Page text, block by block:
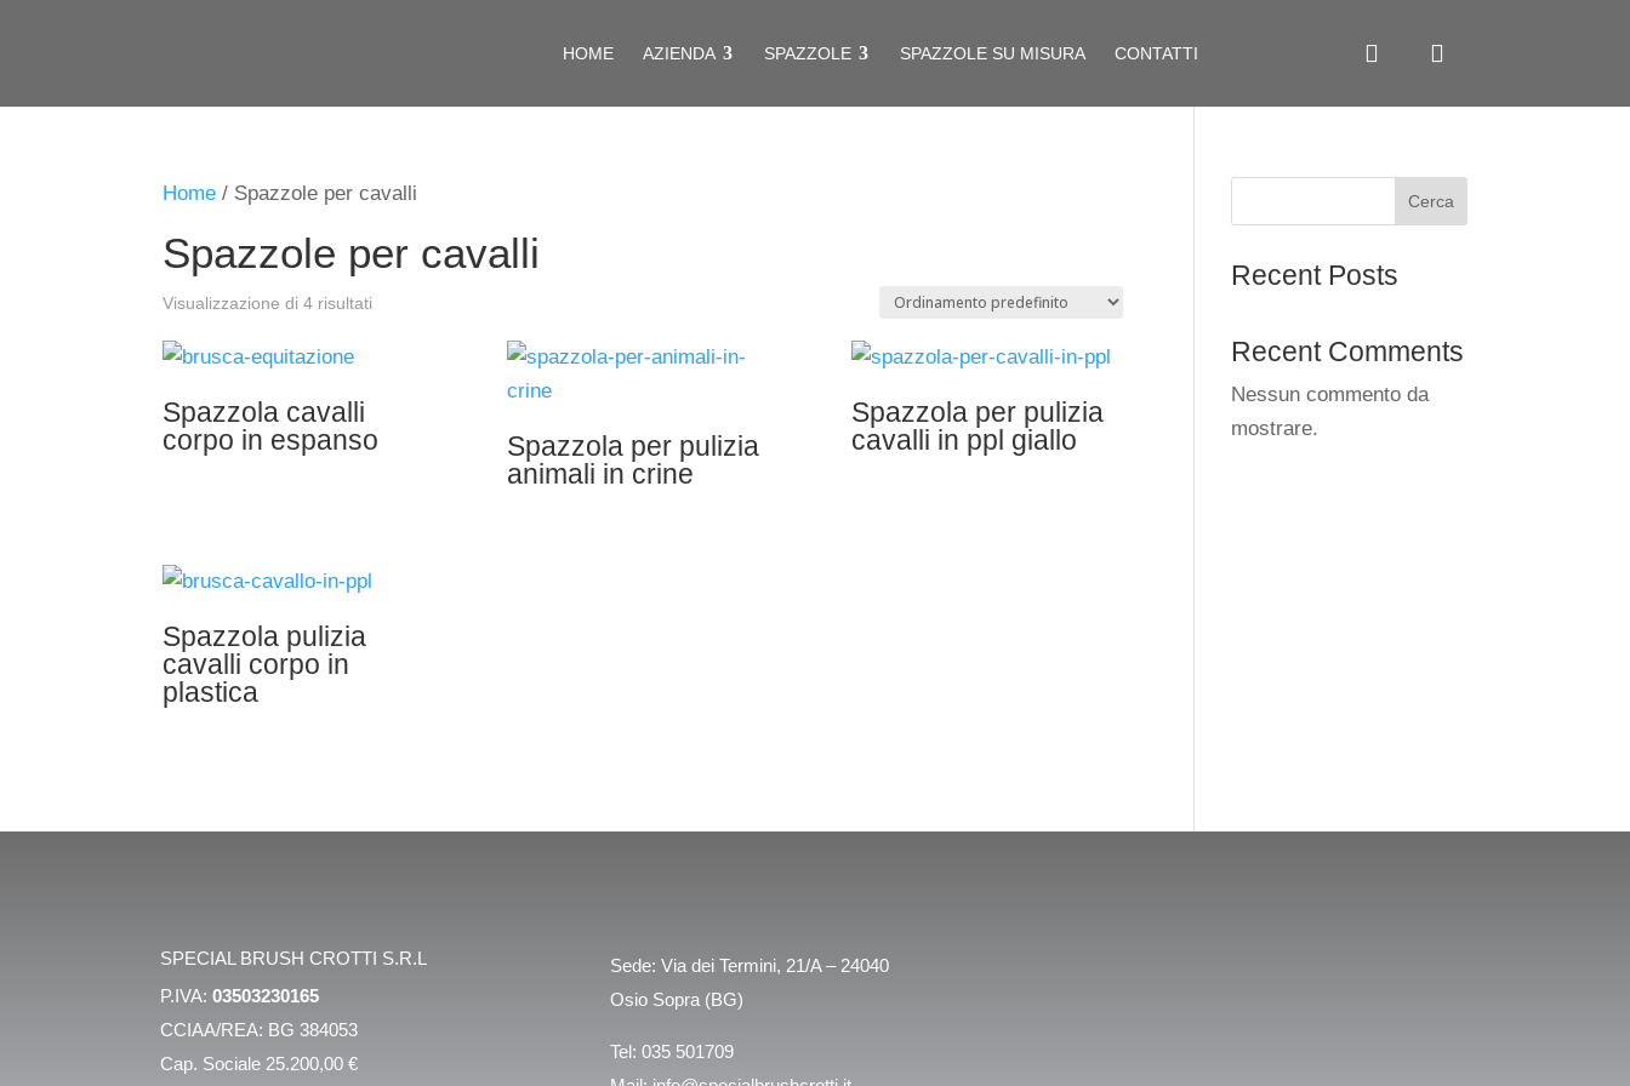
HOME AZIENDA SPAZZOLE SPAZZOLE SU MISURA CONTATTI
Home / Spazzole per cavalli
Spazzole per cavalli
Visualizzazione di 4 risultati
Spazzola cavalli
corpo in espanso
Spazzola per pulizia
animali in crine
Spazzola per pulizia
cavalli in ppl giallo
Spazzola pulizia
cavalli corpo in
plastica
Cerca
Recent Posts
Recent Comments
Nessun commento da
mostrare.
SPECIAL BRUSH CROTTI S.R.L
P.IVA: 03503230165
CCIAA/REA: BG 384053
Cap. Sociale 25.200,00 €
Sede: Via dei Termini, 21/A – 24040
Osio Sopra (BG)
Tel: 035 501709